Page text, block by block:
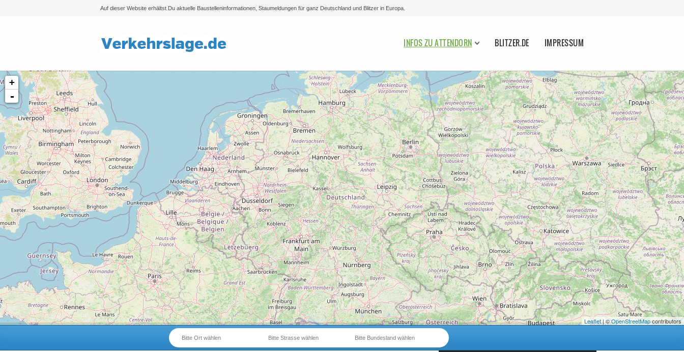
Auf dieser Website erhältst Du aktuelle Baustelleninformationen, Staumeldungen für ganz Deutschland und Blitzer in Europa.
Bitte auswählen
INFOS ZU ATTENDORN BLITZER.DE IMPRESSUM
+
-
Leaflet| ©OpenStreetMapcontributors
Bitte Bundesland wählen
Bitte Strasse wählen
Bitte Ort wählen